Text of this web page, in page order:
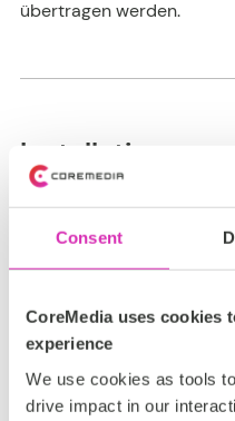
Consent
CoreMedia uses cookies
experience
We use cookies as tools
drive impact in our
übertragen werden.
Installation
Dieser Connector
sondern jedlich
& CoreMedia.
Anforderungen